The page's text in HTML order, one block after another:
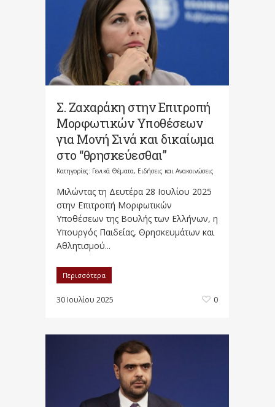
Σ. Ζαχαράκη στην Επιτροπή
Μορφωτικών Υποθέσεων
για Μονή Σινά και δικαίωμα
στο “θρησκεύεσθαι”
Κατηγορίες: Γενικά Θέματα, Ειδήσεις και Ανακοινώσεις
Μιλώντας τη Δευτέρα 28 Ιουλίου 2025
στην Επιτροπή Μορφωτικών
Υποθέσεων της Βουλής των Ελλήνων, η
Υπουργός Παιδείας, Θρησκευμάτων και
Αθλητισμού...
Περισσότερα
30 Ιουλίου 2025 0